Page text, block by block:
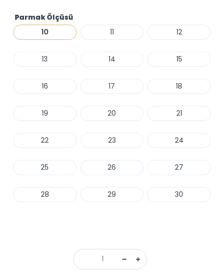
Parmak Ölçüsü
10
11 12
13 14 15
16 17 18
19 20 21
22 23 24
25 26 27
28 29 30